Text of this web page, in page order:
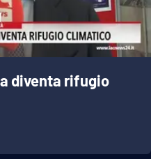
diventa rifugio